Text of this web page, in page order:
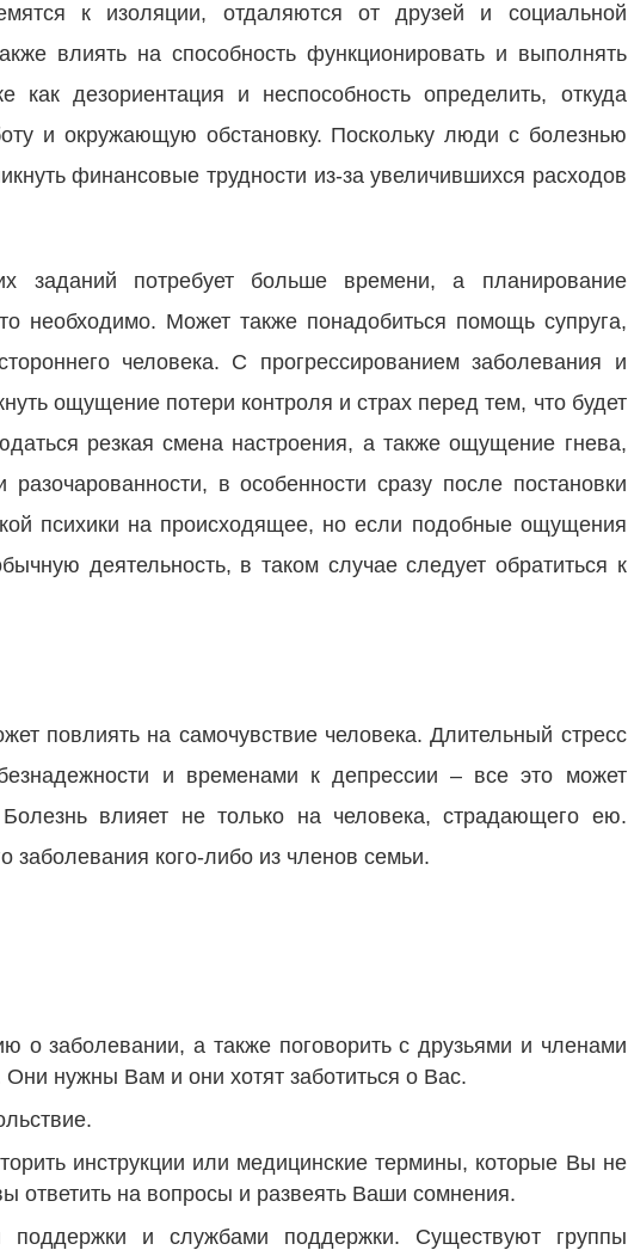
к изоляции, отдаляются от друзей и социальной
влиять на способность функционировать и выполнять
дезориентация и неспособность определить, откуда
и окружающую обстановку. Поскольку люди с болезнью
финансовые трудности из-за увеличившихся расходов
заданий потребует больше времени, а планирование
необходимо. Может также понадобиться помощь супруга,
человека. С прогрессированием заболевания и
ощущение потери контроля и страх перед тем, что будет
резкая смена настроения, а также ощущение гнева,
разочарованности, в особенности сразу после постановки
психики на происходящее, но если подобные ощущения
деятельность, в таком случае следует обратиться к
повлиять на самочувствие человека. Длительный стресс
и временами к депрессии – все это может
влияет не только на человека, страдающего ею.
заболевания кого-либо из членов семьи.
о заболевании, а также поговорить с друзьями и членами
нужны Вам и они хотят заботиться о Вас.
инструкции или медицинские термины, которые Вы не
ответить на вопросы и развеять Ваши сомнения.
поддержки и службами поддержки. Существуют группы